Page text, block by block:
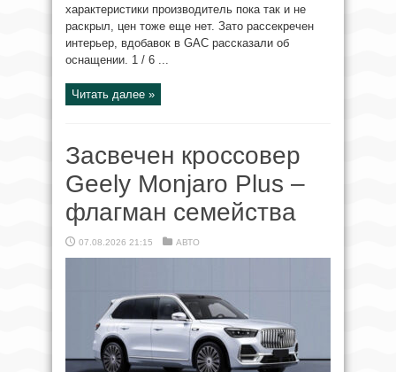
характеристики производитель пока так и не
раскрыл, цен тоже еще нет. Зато рассекречен
интерьер, вдобавок в GAC рассказали об
оснащении. 1 / 6 ...
Читать далее »
Засвечен кроссовер
Geely Monjaro Plus –
флагман семейства
07.08.2026 21:15 АВТО